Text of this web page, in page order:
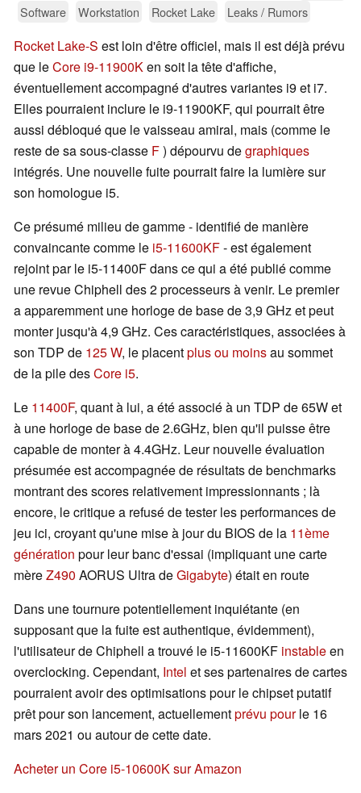
Software
Workstation Rocket Lake Leaks / Rumors
Rocket Lake-S est loin d'être officiel, mais il est déjà prévu
que leCore i9-11900Ken soit la tête d'affiche,
éventuellement accompagné d'autres variantes i9 et i7.
Elles pourraient inclure le i9-11900KF, qui pourrait être
aussi débloqué que le vaisseau amiral, mais (comme le
reste de sa sous-classe F) dépourvu degraphiques
intégrés. Une nouvelle fuite pourrait faire la lumière sur
son homologue i5.
Ce présumé milieu de gamme - identifié de manière
convaincante comme le i5-11600KF- est également
rejoint par le i5-11400F dans ce qui a été publié comme
une revue Chiphell des 2 processeurs à venir. Le premier
a apparemment une horloge de base de 3,9 GHz et peut
monter jusqu'à 4,9 GHz. Ces caractéristiques, associées à
son TDP de 125 W, le placentplus ou moinsau sommet
de la pile desCore i5.
Le 11400F, quant à lui, a été associé à un TDP de 65W et
à une horloge de base de 2.6GHz, bien qu'il puisse être
capable de monter à 4.4GHz. Leur nouvelle évaluation
présumée est accompagnée de résultats de benchmarks
montrant des scores relativement impressionnants ; là
encore, le critique a refusé de tester les performances de
jeu ici, croyant qu'une mise à jour du BIOS de la 11ème
génération pour leur banc d'essai (impliquant une carte
mèreZ490 AORUS Ultra deGigabyte) était en route
Dans une tournure potentiellement inquiétante (en
supposant que la fuite est authentique, évidemment),
l'utilisateur de Chiphell a trouvé le i5-11600KF instableen
overclocking. Cependant, Intel et ses partenaires de cartes
pourraient avoir des optimisations pour le chipset putatif
prêt pour son lancement, actuellementprévu pourle 16
mars 2021 ou autour de cette date.
Acheter un Core i5-10600K sur Amazon